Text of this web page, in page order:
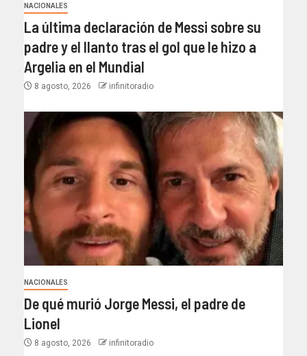
NACIONALES
La última declaración de Messi sobre su
padre y el llanto tras el gol que le hizo a
Argelia en el Mundial
8 agosto, 2026 infinitoradio
NACIONALES
De qué murió Jorge Messi, el padre de
Lionel
8 agosto, 2026 infinitoradio